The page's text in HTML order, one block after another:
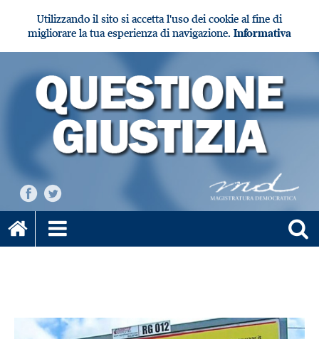
Utilizzando il sito si accetta l'uso dei cookie al fine di
migliorare la tua esperienza di navigazione. Informativa